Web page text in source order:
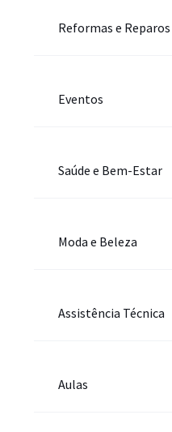
Reformas e Reparos
Eventos
Saúde e Bem-Estar
Moda e Beleza
Assistência Técnica
Aulas